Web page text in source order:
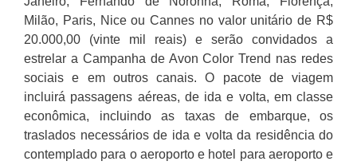
Milão, Paris, Nice ou Cannes no valor unitário de R$
20.000,00 (vinte mil reais) e serão convidados a
estrelar a Campanha de Avon Color Trend nas redes
sociais e em outros canais. O pacote de viagem
incluirá passagens aéreas, de ida e volta, em classe
econômica, incluindo as taxas de embarque, os
traslados necessários de ida e volta da residência do
contemplado para o aeroporto e hotel para aeroporto e